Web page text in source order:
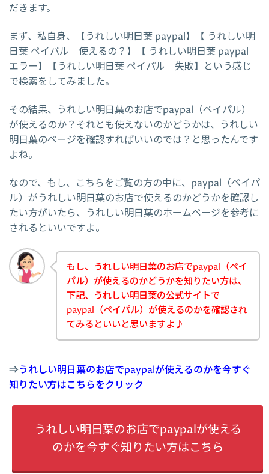
だきます。
まず、私自身、【うれしい明日葉 paypal】【 うれしい明
日葉 ペイパル 使えるの？】【 うれしい明日葉 paypal
エラー】【うれしい明日葉 ペイパル 失敗】という感じ
で検索をしてみました。
その結果、うれしい明日葉のお店でpaypal（ペイパル）
が使えるのか？それとも使えないのかどうかは、うれしい
明日葉のページを確認すればいいのでは？と思ったんです
よね。
なので、もし、こちらをご覧の方の中に、paypal（ペイパ
ル）がうれしい明日葉のお店で使えるのかどうかを確認し
たい方がいたら、うれしい明日葉のホームページを参考に
されるといいですよ。
もし、うれしい明日葉のお店でpaypal（ペイ
パル）が使えるのかどうかを知りたい方は、
下記、うれしい明日葉の公式サイトで
paypal（ペイパル）が使えるのかを確認され
てみるといいと思いますよ♪
⇒うれしい明日葉のお店でpaypalが使えるのかを今すぐ
知りたい方はこちらをクリック
うれしい明日葉のお店でpaypalが使える
のかを今すぐ知りたい方はこちら